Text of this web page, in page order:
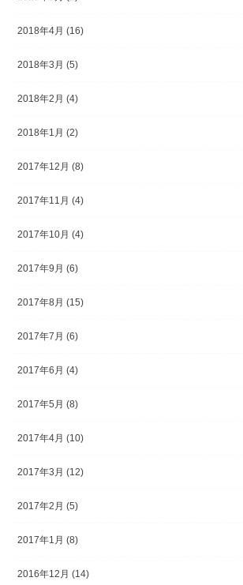
2018年4月 (16)
2018年3月 (5)
2018年2月 (4)
2018年1月 (2)
2017年12月 (8)
2017年11月 (4)
2017年10月 (4)
2017年9月 (6)
2017年8月 (15)
2017年7月 (6)
2017年6月 (4)
2017年5月 (8)
2017年4月 (10)
2017年3月 (12)
2017年2月 (5)
2017年1月 (8)
2016年12月 (14)